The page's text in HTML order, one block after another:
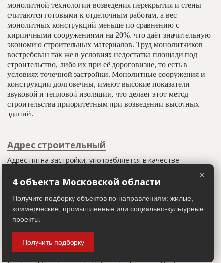
монолитной технологии возведения перекрытия и стены
считаются готовыми к отделочным работам, а вес
монолитных конструкций меньше по сравнению с
кирпичными сооружениями на 20%, что даёт значительную
экономию строительных материалов. Труд монолитчиков
востребован так же в условиях недостатка площади под
строительство, либо их при её дороговизне, то есть в
условиях точечной застройки. Монолитные сооружения и
конструкции долговечны, имеют высокие показатели
звуковой и тепловой изоляции, что делает этот метод
строительства приоритетным при возведении высотных
зданий.
Адрес строительный
Адрес пятна застройки, употребляется в качестве
когда дому присваивают почтовый адрес. Строительный
строительного района (возможно, улицы), номера квартала
(не обязательно) и корпуса (владения).
указанный в правоустанавливающих документах. Иногда
строительные организации делают свои добавления
×
4 объекта Московской области
Получите подборку объектов по направлениям: жилые,
коммерческие, промышленные или социально-культурные
проекты.
Получить подборку